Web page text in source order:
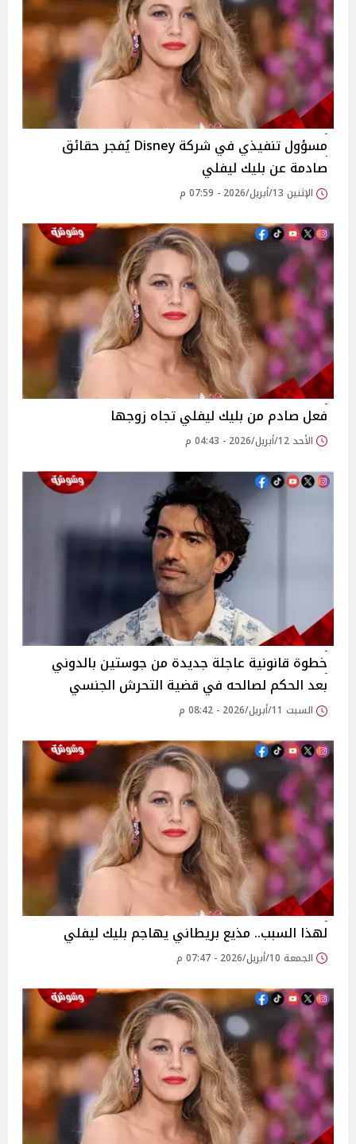
مسؤول تنفيذي في شركة Disney يُفجر حقائق
صادمة عن بليك ليفلي
الإثنين 13/أبريل/2026 - 07:59 م
فعل صادم من بليك ليفلي تجاه زوجها
الأحد 12/أبريل/2026 - 04:43 م
خطوة قانونية عاجلة جديدة من جوستين بالدوني
بعد الحكم لصالحه في قضية التحرش الجنسي
السبت 11/أبريل/2026 - 08:42 م
لهذا السبب.. مذيع بريطاني يهاجم بليك ليفلي
الجمعة 10/أبريل/2026 - 07:47 م